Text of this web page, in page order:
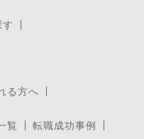
る方へ
覧
転職成功事例